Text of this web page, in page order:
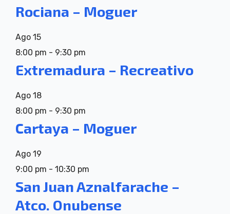
Rociana – Moguer
Ago 15
8:00 pm - 9:30 pm
Extremadura – Recreativo
Ago 18
8:00 pm - 9:30 pm
Cartaya – Moguer
Ago 19
9:00 pm - 10:30 pm
San Juan Aznalfarache –
Atco. Onubense